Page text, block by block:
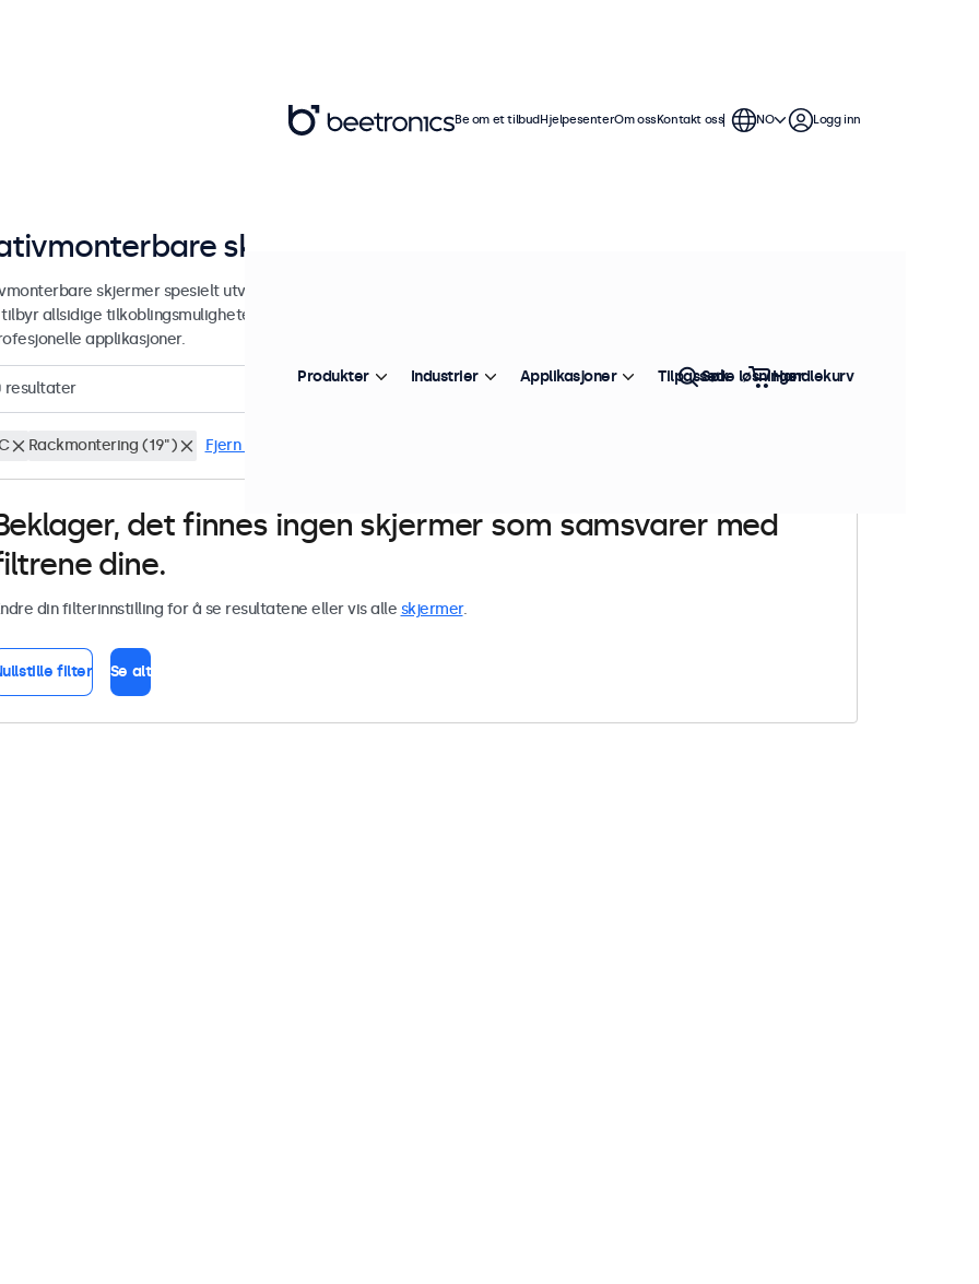
skjermer
skjermer spesielt utviklet for integrering i 19-tommers serverstativ og IT-miljøer. Skjermene
allsidige tilkoblingsmuligheter og er egnet for kontinuerlig bruk. Perfekt for datasentre, serverrom
applikasjoner.
resultater Sorter etter: Bestselger
Rackmontering (19") Fjern alle
det finnes ingen skjermer som samsvarer med
dine.
din filterinnstilling for å se resultatene eller vis alle skjermer.
filter Se alt
Be om et tilbudHjelpesenterOm ossKontakt oss NO Logg inn
Produkter Industrier Applikasjoner Tilpassede løsninger
Søk Handlekurv